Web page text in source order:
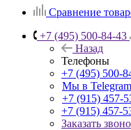
Сравнение
+7 (495) 500-84-43
Назад
Телефоны
+7 (495) 500-
Мы в Telegram
+7 (915) 457-
+7 (915) 457-
Заказать